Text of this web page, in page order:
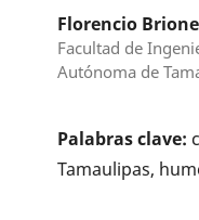
Florencio
Facultad de
Autónoma de
Palabras clave:
Tamaulipas,